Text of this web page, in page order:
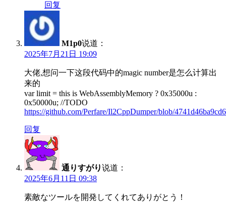
回复
M1p0说道：
2025年7月21日 19:09
大佬,想问一下这段代码中的magic number是怎么计算出
来的
var limit = this is WebAssemblyMemory ? 0x35000u :
0x50000u; //TODO
https://github.com/Perfare/Il2CppDumper/blob/
回复
通りすがり说道：
2025年6月11日 09:38
素敵なツールを開発してくれてありがとう！